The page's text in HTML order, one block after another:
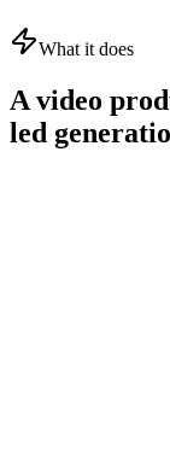
What it does
A video
led